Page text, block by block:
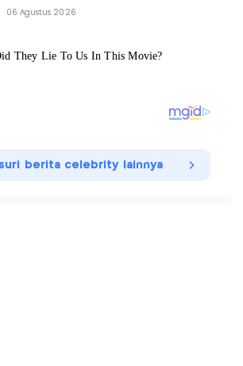
06 Agustus 2026
berita celebrity lainnya